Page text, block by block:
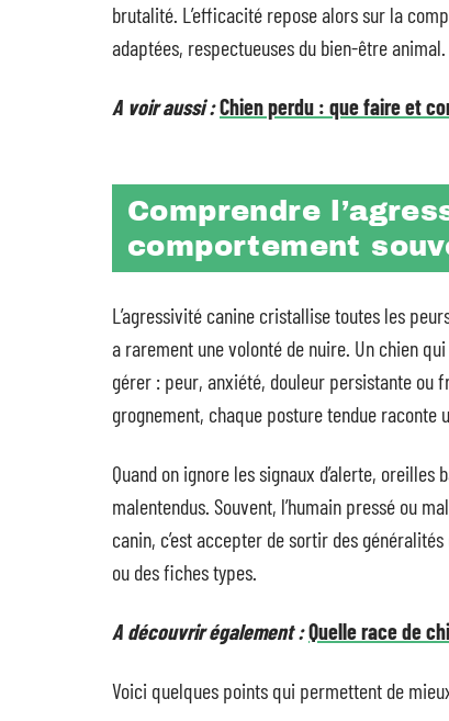
brutalité. L’efficacité repose alors sur la
adaptées, respectueuses du bien-être animal.
A voir aussi :Chien perdu : que faire et
Comprendre
comportement
L’agressivité canine cristallise toutes les
a rarement une volonté de nuire. Un chien
gérer : peur, anxiété, douleur persistante ou
grognement, chaque posture tendue
Quand on ignore les signaux d’alerte, oreilles
malentendus. Souvent, l’humain pressé ou
canin, c’est accepter de sortir des
ou des fiches types.
A découvrir également :Quelle race de
Voici quelques points qui permettent de